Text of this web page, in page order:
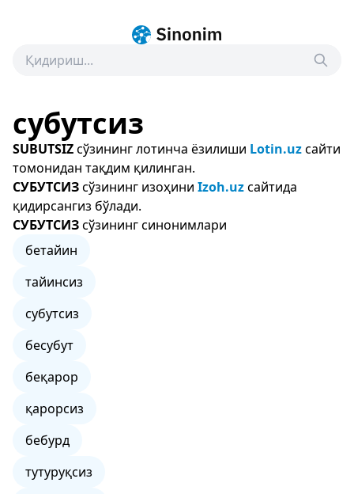
субутсиз
SUBUTSIZсўзининг лотинча ёзилиши Lotin.uzсайти
томонидан тақдим қилинган.
СУБУТСИЗсўзининг изоҳини Izoh.uzсайтида
қидирсангиз бўлади.
СУБУТСИЗсўзининг синонимлари
бетайин
тайинсиз
субутсиз
бесубут
беқарор
қарорсиз
бебурд
тутуруқсиз